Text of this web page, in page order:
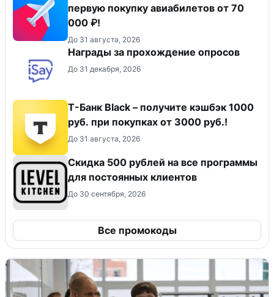
первую покупку авиабилетов от 70
000 ₽!
До 31 августа, 2026
Награды за прохождение опросов
До 31 декабря, 2026
Т-Банк Black – получите кэшбэк 1000
руб. при покупках от 3000 руб.!
До 31 августа, 2026
Скидка 500 рублей на все программы
для постоянных клиентов
До 30 сентября, 2026
Все промокоды